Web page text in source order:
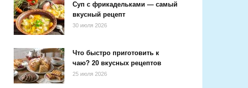
Суп с фрикадельками — самый
вкусный рецепт
30 июля 2026
Что быстро приготовить к
чаю? 20 вкусных рецептов
25 июля 2026